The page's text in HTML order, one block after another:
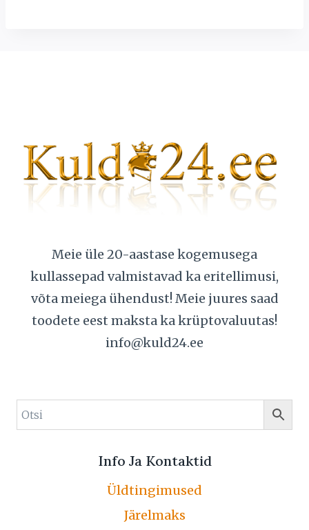
Meie üle 20-aastase kogemusega
kullassepad valmistavad ka eritellimusi,
võta meiega ühendust! Meie juures saad
toodete eest maksta ka krüptovaluutas!
info@kuld24.ee
Info Ja Kontaktid
Üldtingimused
Järelmaks